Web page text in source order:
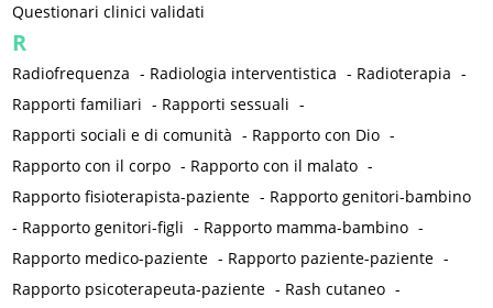
Questionari clinici validati
R
Radiofrequenza - Radiologia interventistica - Radioterapia -
Rapporti familiari - Rapporti sessuali -
Rapporti sociali e di comunità - Rapporto con Dio -
Rapporto con il corpo - Rapporto con il malato -
Rapporto fisioterapista-paziente - Rapporto genitori-bambino
- Rapporto genitori-figli - Rapporto mamma-bambino -
Rapporto medico-paziente - Rapporto paziente-paziente -
Rapporto psicoterapeuta-paziente - Rash cutaneo -